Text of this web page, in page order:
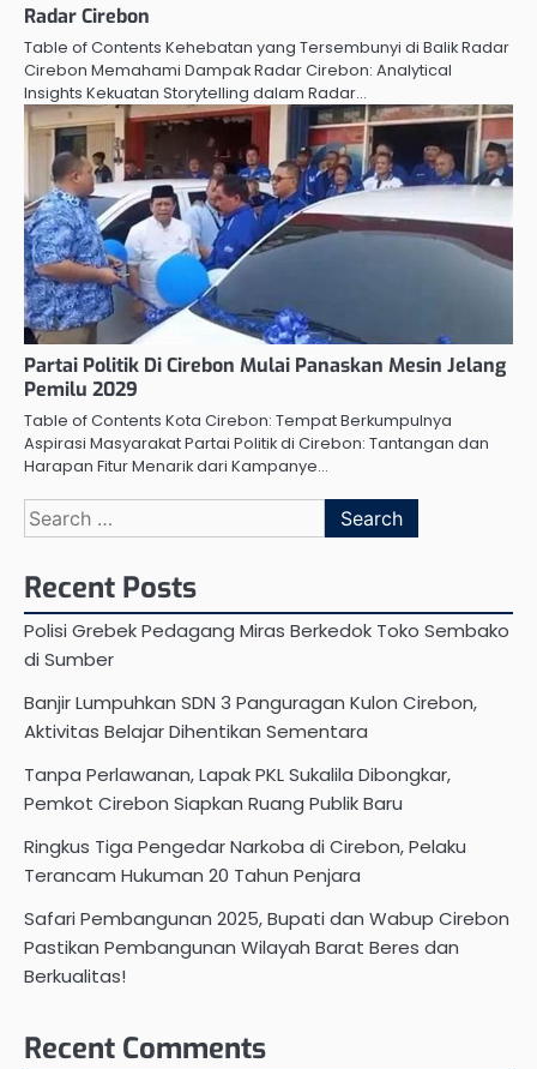
Radar Cirebon
Table of Contents Kehebatan yang Tersembunyi di Balik Radar
Cirebon Memahami Dampak Radar Cirebon: Analytical
Insights Kekuatan Storytelling dalam Radar…
Partai Politik Di Cirebon Mulai Panaskan Mesin Jelang
Pemilu 2029
Table of Contents Kota Cirebon: Tempat Berkumpulnya
Aspirasi Masyarakat Partai Politik di Cirebon: Tantangan dan
Harapan Fitur Menarik dari Kampanye…
Search
for:
Recent Posts
Polisi Grebek Pedagang Miras Berkedok Toko Sembako
di Sumber
Banjir Lumpuhkan SDN 3 Panguragan Kulon Cirebon,
Aktivitas Belajar Dihentikan Sementara
Tanpa Perlawanan, Lapak PKL Sukalila Dibongkar,
Pemkot Cirebon Siapkan Ruang Publik Baru
Ringkus Tiga Pengedar Narkoba di Cirebon, Pelaku
Terancam Hukuman 20 Tahun Penjara
Safari Pembangunan 2025, Bupati dan Wabup Cirebon
Pastikan Pembangunan Wilayah Barat Beres dan
Berkualitas!
Recent Comments